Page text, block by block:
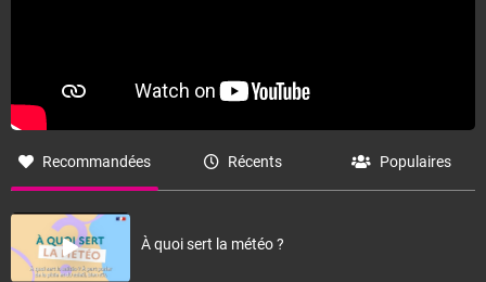
Recommandées Récents Populaires
À quoi sert la météo ?